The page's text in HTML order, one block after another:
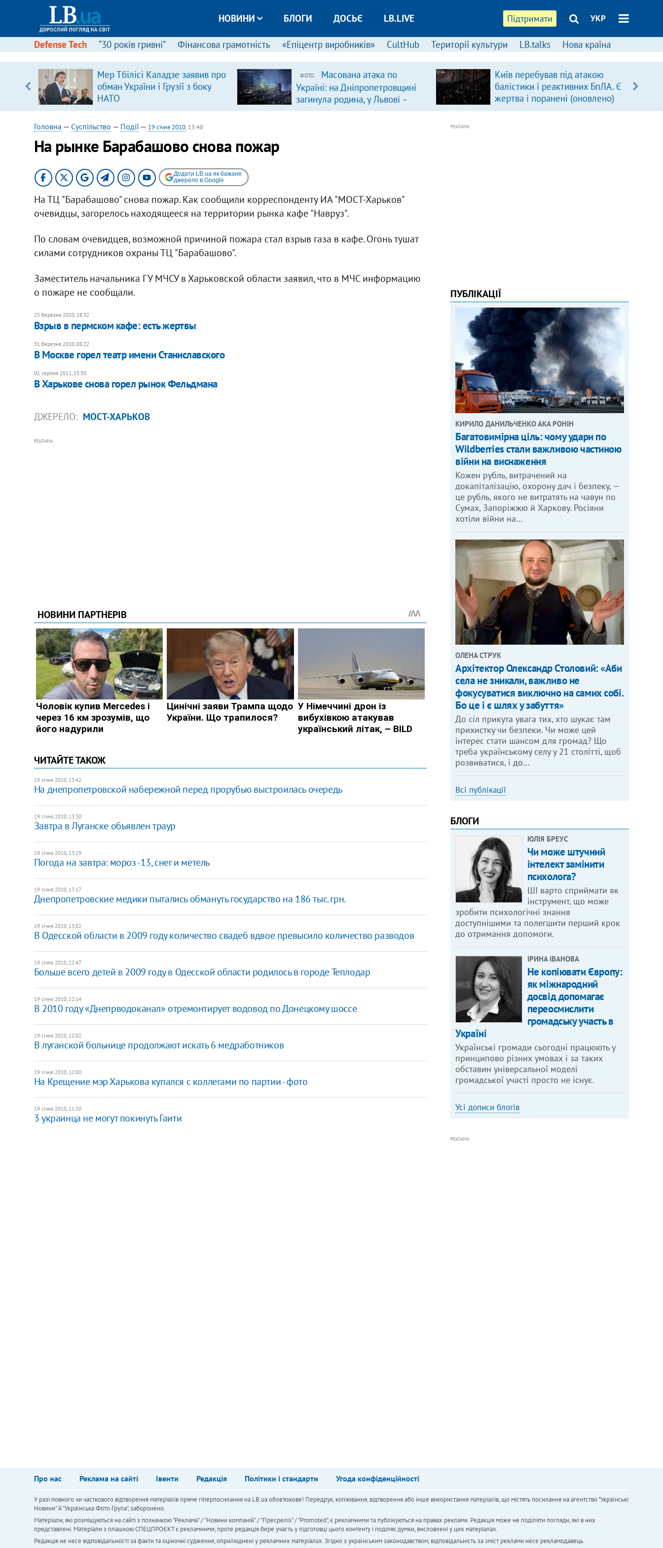
Підтримати УКР
НОВИНИ БЛОГИ ДОСЬЄ LB.LIVE
Defense Tech “30 років гривні” Фінансова грамотність «Епіцентр виробників» CultHub Території культури LB.talks Нова країна
Мер Тбілісі Каладзе заявив про
обман України і Грузії з боку
НАТО
ФОТО
Масована атака по
Україні: на Дніпропетровщині
загинула родина, у Львові –
удар по багатоповерхівках
Київ перебував під атакою
балістики і реактивних БпЛА. Є
жертва і поранені (оновлено)
Головна — Суспільство — Події— 19 січня 2010, 13:48
На рынке Барабашово снова пожар
Додати LB.ua як бажане
джерело в Google
На ТЦ "Барабашово" снова пожар. Как сообщили корреспонденту ИА "МОСТ-Харьков"
очевидцы, загорелось находящееся на территории рынка кафе "Навруз".
По словам очевидцев, возможной причиной пожара стал взрыв газа в кафе. Огонь тушат
силами сотрудников охраны ТЦ "Барабашово".
Заместитель начальника ГУ МЧСУ в Харьковской области заявил, что в МЧС информацию
о пожаре не сообщали.
25 березня 2010, 18:32
Взрыв в пермском кафе: есть жертвы
31 березня 2010, 08:22
В Москве горел театр имени Станиславского
01 серпня 2011, 15:30
В Харькове снова горел рынок Фельдмана
ДЖЕРЕЛО: МОСТ-ХАРЬКОВ
РЕКЛАМА
ЧИТАЙТЕ ТАКОЖ
19 січня 2010, 13:42
На днепропетровской набережной перед прорубью выстроилась очередь
19 січня 2010, 13:30
Завтра в Луганске объявлен траур
19 січня 2010, 13:29
Погода на завтра: мороз -13, снег и метель
19 січня 2010, 13:17
Днепропетровские медики пытались обмануть государство на 186 тыс. грн.
19 січня 2010, 13:02
В Одесской области в 2009 году количество свадеб вдвое превысило количество разводов
19 січня 2010, 12:47
Больше всего детей в 2009 году в Одесской области родилось в городе Теплодар
19 січня 2010, 12:14
В 2010 году «Днепрводоканал» отремонтирует водовод по Донецкому шоссе
19 січня 2010, 12:02
В луганской больнице продолжают искать 6 медработников
19 січня 2010, 12:00
На Крещение мэр Харькова купался с коллегами по партии - фото
19 січня 2010, 11:50
3 украинца не могут покинуть Гаити
РЕКЛАМА
ПУБЛІКАЦІЇ
КИРИЛО ДАНИЛЬЧЕНКО АКА РОНІН
Багатовимірна ціль: чому удари по
Wildberries стали важливою частиною
війни на виснаження
Кожен рубль, витрачений на
докапіталізацію, охорону дач і безпеку, —
це рубль, якого не витратять на чавун по
Сумах, Запоріжжю й Харкову. Росіяни
хотіли війни на…
ОЛЕНА СТРУК
Архітектор Олександр Столовий: «Аби
села не зникали, важливо не
фокусуватися виключно на самих собі.
Бо це і є шлях у забуття»
До сіл прикута увага тих, хто шукає там
прихистку чи безпеки. Чи може цей
інтерес стати шансом для громад? Що
треба українському селу у 21 столітті, щоб
розвиватися, і до…
Всі публікації
БЛОГИ
ЮЛІЯ БРЕУС
Чи може штучний
інтелект замінити
психолога?
ШІ варто сприймати як
інструмент, що може
зробити психологічні знання
доступнішими та полегшити перший крок
до отримання допомоги.
ІРИНА ІВАНОВА
Не копіювати Європу:
як міжнародний
досвід допомагає
переосмислити
громадську участь в
Україні
Українські громади сьогодні працюють у
принципово різних умовах і за таких
обставин універсальної моделі
громадської участі просто не існує.
Усі дописи блогів
РЕКЛАМА
Про нас Реклама на сайті Івенти Редакція Політики і стандарти Угода конфіденційності
У разі повного чи часткового відтворення матеріалів пряме гіперпосилання на LB.ua обов'язкове! Передрук, копіювання, відтворення або інше використання матеріалів, що містять посилання на агентство "Українськi
Новини" й "Українська Фото Група", заборонено.
Матеріали, які розміщуються на сайті з позначкою "Реклама" / "Новини компаній" / "Пресреліз" / "Promoted", є рекламними та публікуються на правах реклами. Редакція може не поділяти погляди, які в них
представлені. Матеріали з плашкою СПЕЦПРОЄКТ є рекламними, проте редакція бере участь у підготовці цього контенту і поділяє думки, висловлені у цих матеріалах.
Редакція не несе відповідальності за факти та оціночні судження, оприлюднені у рекламних матеріалах. Згідно з українським законодавством, відповідальність за зміст реклами несе рекламодавець.